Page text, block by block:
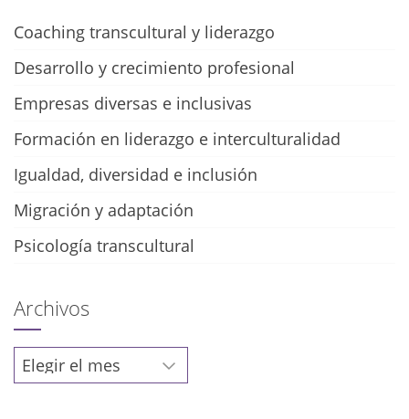
Coaching transcultural y liderazgo
Desarrollo y crecimiento profesional
Empresas diversas e inclusivas
Formación en liderazgo e interculturalidad
Igualdad, diversidad e inclusión
Migración y adaptación
Psicología transcultural
Archivos
Archivos